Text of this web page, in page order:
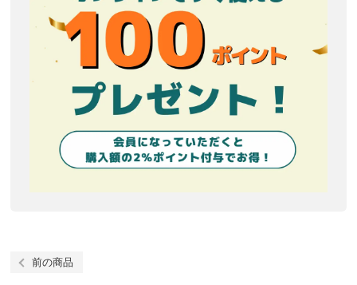
前の商品